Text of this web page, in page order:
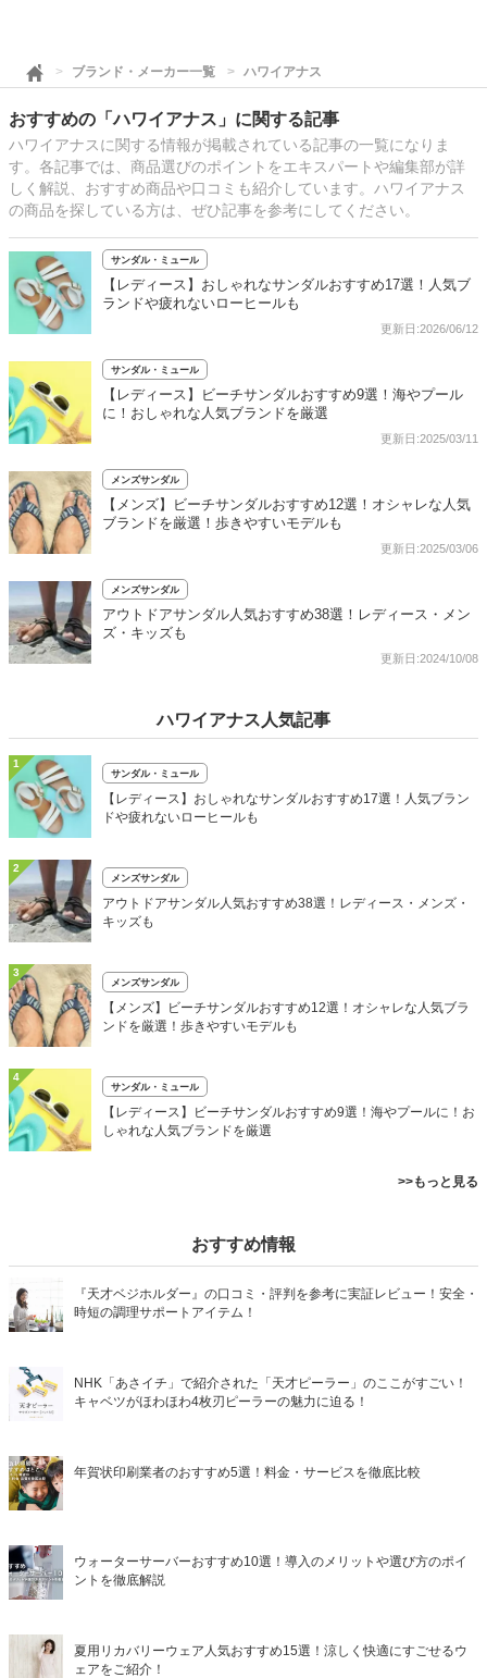
ブランド・メーカー一覧 ハワイアナス
おすすめの「ハワイアナス」に関する記事
ハワイアナスに関する情報が掲載されている記事の一覧になりま
す。各記事では、商品選びのポイントをエキスパートや編集部が詳
しく解説、おすすめ商品や口コミも紹介しています。ハワイアナス
の商品を探している方は、ぜひ記事を参考にしてください。
サンダル・ミュール
【レディース】おしゃれなサンダルおすすめ17選！人気ブ
ランドや疲れないローヒールも
更新日:2026/06/12
サンダル・ミュール
【レディース】ビーチサンダルおすすめ9選！海やプール
に！おしゃれな人気ブランドを厳選
更新日:2025/03/11
メンズサンダル
【メンズ】ビーチサンダルおすすめ12選！オシャレな人気
ブランドを厳選！歩きやすいモデルも
更新日:2025/03/06
メンズサンダル
アウトドアサンダル人気おすすめ38選！レディース・メン
ズ・キッズも
更新日:2024/10/08
ハワイアナス人気記事
1
サンダル・ミュール
【レディース】おしゃれなサンダルおすすめ17選！人気ブラン
ドや疲れないローヒールも
2
メンズサンダル
アウトドアサンダル人気おすすめ38選！レディース・メンズ・
キッズも
3
メンズサンダル
【メンズ】ビーチサンダルおすすめ12選！オシャレな人気ブラ
ンドを厳選！歩きやすいモデルも
4
サンダル・ミュール
【レディース】ビーチサンダルおすすめ9選！海やプールに！お
しゃれな人気ブランドを厳選
>>もっと見る
おすすめ情報
『天才ベジホルダー』の口コミ・評判を参考に実証レビュー！安全・
時短の調理サポートアイテム！
NHK「あさイチ」で紹介された「天才ピーラー」のここがすごい！
キャベツがほわほわ4枚刃ピーラーの魅力に迫る！
年賀状印刷業者のおすすめ5選！料金・サービスを徹底比較
ウォーターサーバーおすすめ10選！導入のメリットや選び方のポイ
ントを徹底解説
夏用リカバリーウェア人気おすすめ15選！涼しく快適にすごせるウ
ェアをご紹介！